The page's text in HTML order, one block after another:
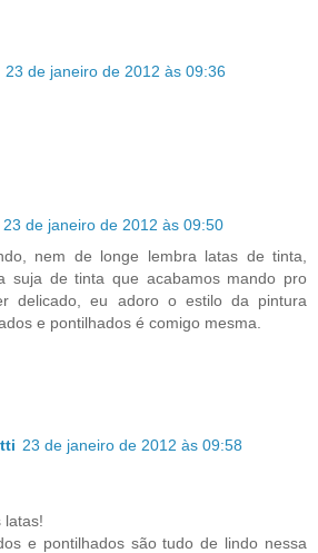
23 de janeiro de 2012 às 09:36
23 de janeiro de 2012 às 09:50
nem de longe lembra latas de tinta,
suja de tinta que acabamos mando pro
delicado, eu adoro o estilo da pintura
e pontilhados é comigo mesma.
23 de janeiro de 2012 às 09:58
latas!
e pontilhados são tudo de lindo nessa